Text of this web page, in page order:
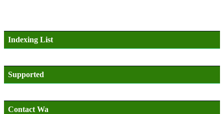
Indexing List
Supported
Contact Wa